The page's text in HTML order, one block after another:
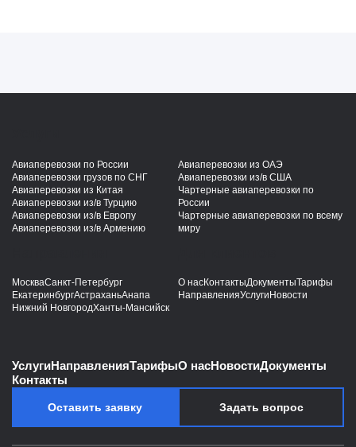
Авиаперевозки по России
Авиаперевозки грузов по СНГ
Авиаперевозки из Китая
Авиаперевозки из/в Турцию
Авиаперевозки из/в Европу
Авиаперевозки из/в Армению
Авиаперевозки из ОАЭ
Авиаперевозки из/в США
Чартерные авиаперевозки по
России
Чартерные авиаперевозки по всему
миру
МоскваСанкт-Петербург
ЕкатеринбургАстраханьАнапа
Нижний НовгородХанты-Мансийск
О насКонтактыДокументыТарифы
НаправленияУслугиНовости
УслугиНаправленияТарифыО насНовостиДокументы
Контакты
Оставить заявку Задать вопрос